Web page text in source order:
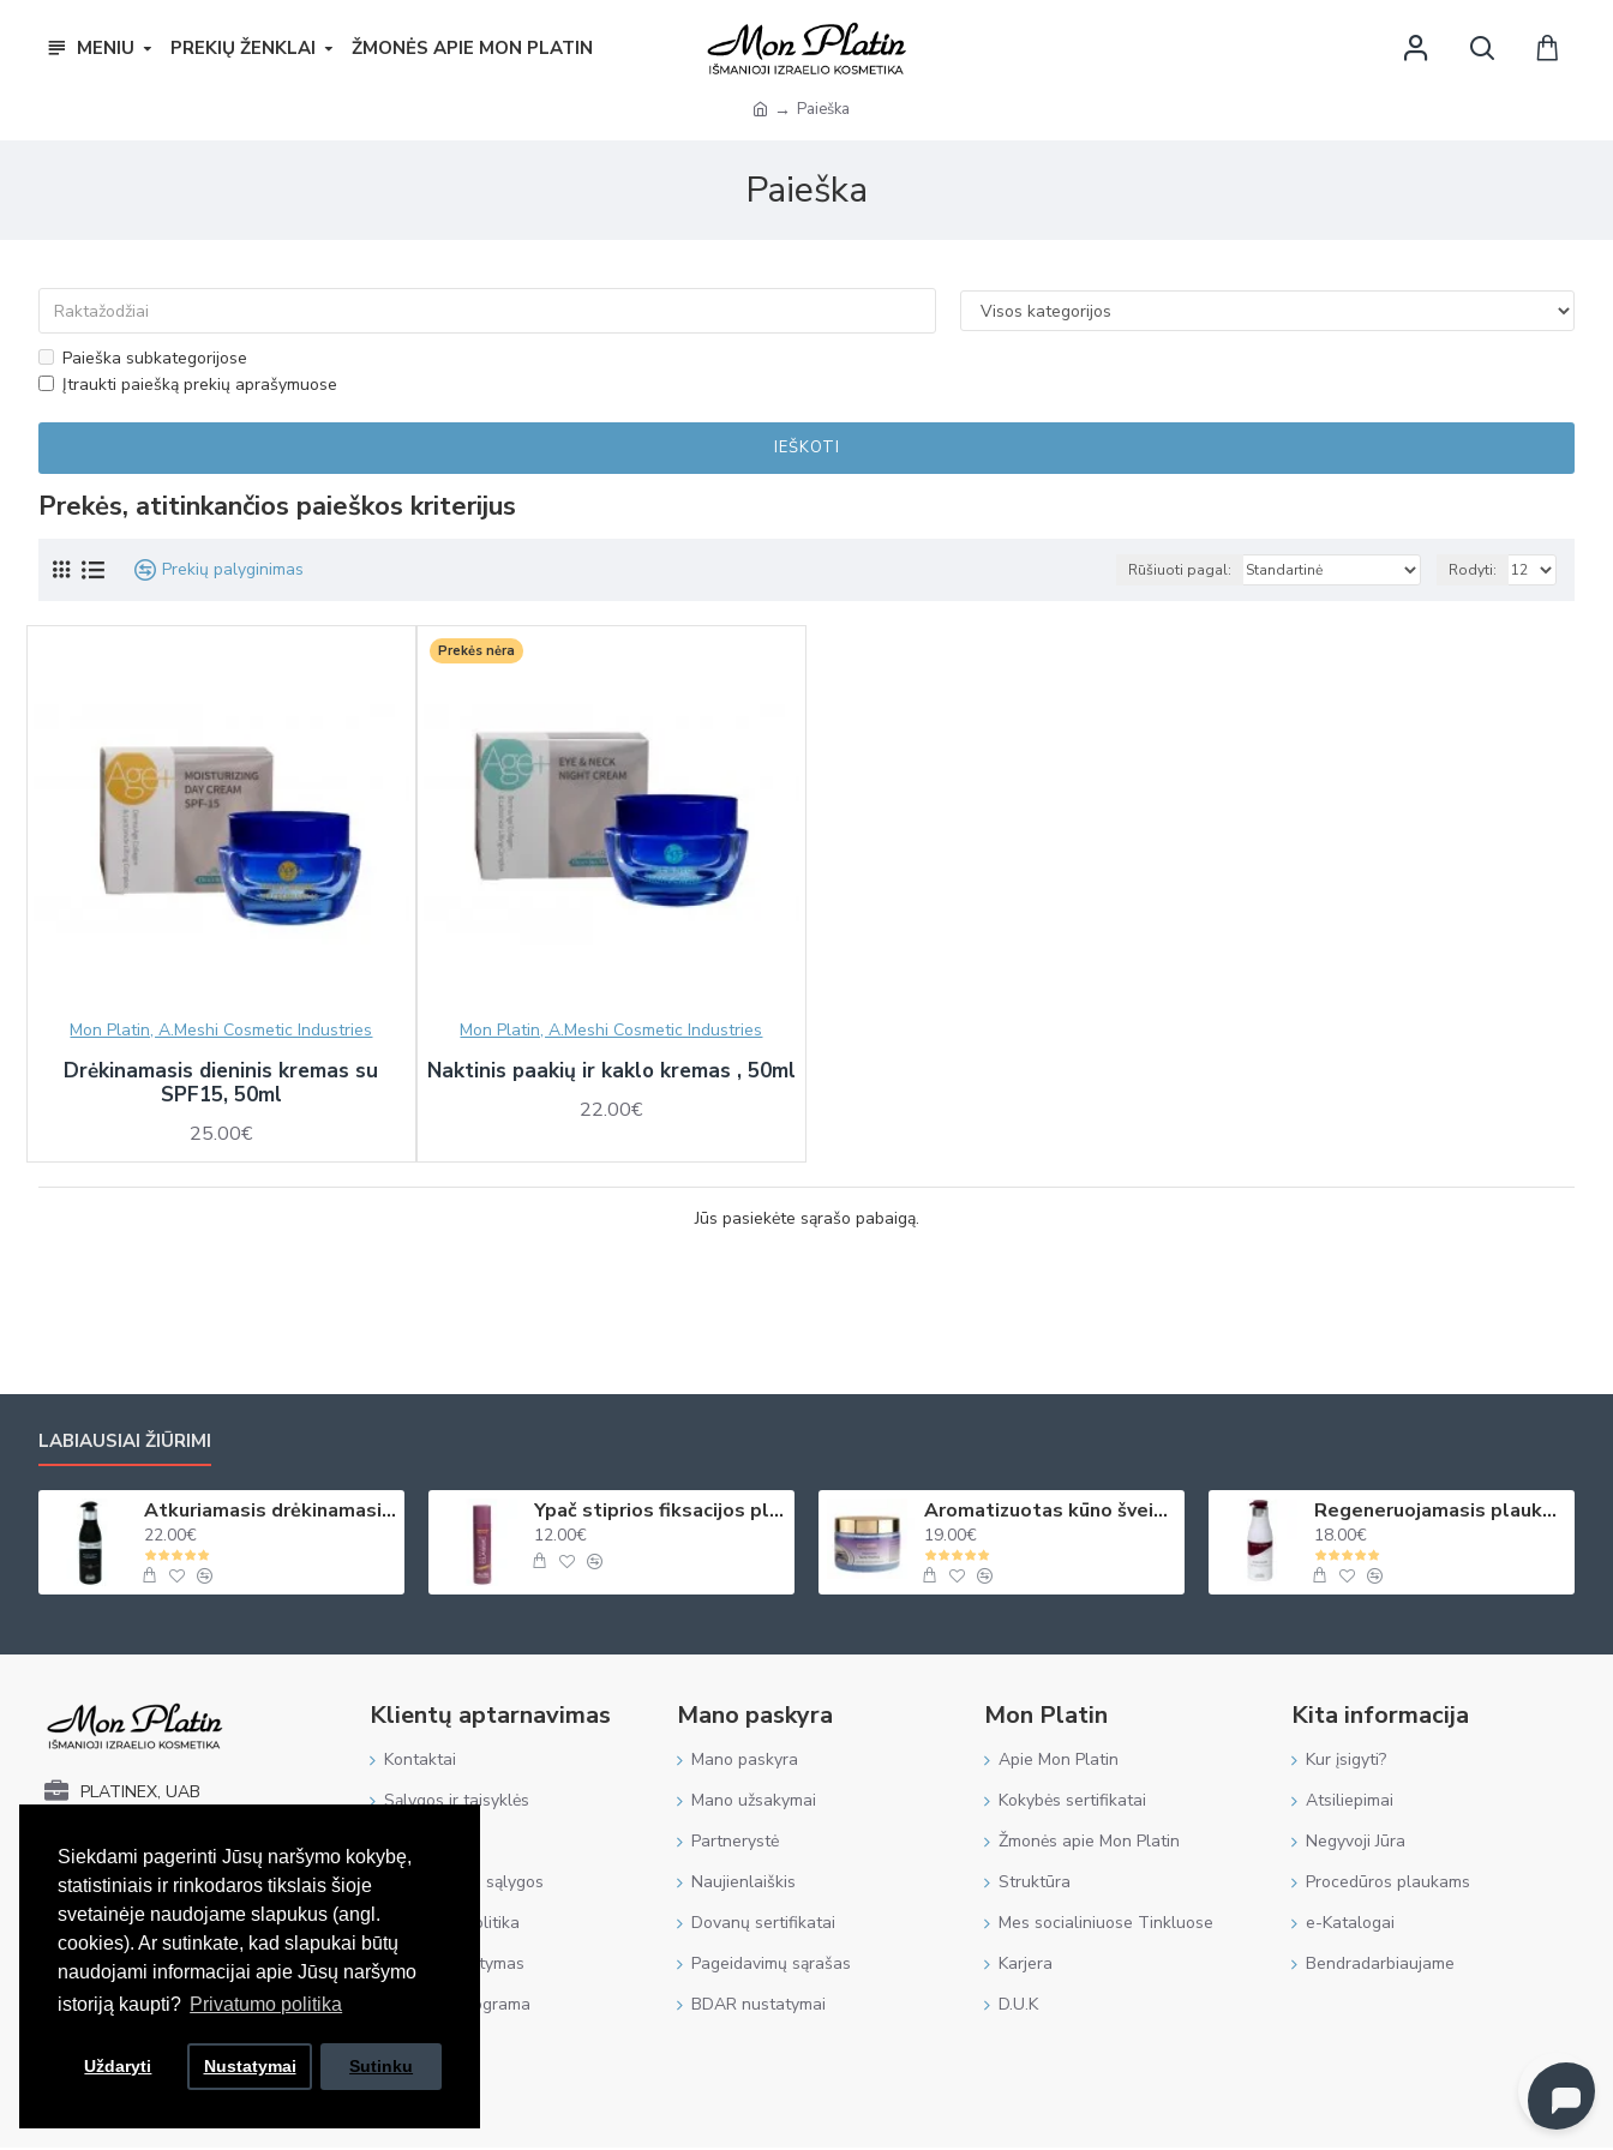
Siekdami pagerinti Jūsų naršymo kokybę,
statistiniais ir rinkodaros tikslais šioje
svetainėje naudojame slapukus (angl.
cookies). Ar sutinkate, kad slapukai būtų
naudojami informacijai apie Jūsų naršymo
istoriją kaupti? Privatumo politika
Uždaryti Nustatymai Sutinku
MENIU PREKIŲ ŽENKLAI ŽMONĖS APIE MON PLATIN
Paieška
Paieška
Paieška subkategorijose
Įtraukti paiešką prekių aprašymuose
IEŠKOTI
Prekės, atitinkančios paieškos kriterijus
Prekių palyginimas Rūšiuoti pagal: Rodyti:
Mon Platin, A.Meshi Cosmetic Industries
Drėkinamasis dieninis kremas su
SPF15, 50ml
25.00€
Prekės nėra
Mon Platin, A.Meshi Cosmetic Industries
Naktinis paakių ir kaklo kremas , 50ml
22.00€
Jūs pasiekėte sąrašo pabaigą.
LABIAUSIAI ŽIŪRIMI
Atkuriamasis drėkinamasis plaukų kremas su juod. ikrų ekstraktu 250ml
22.00€
Ypač stiprios fiksacijos plaukų purškiklis 250ml
12.00€
Aromatizuotas kūno šveitiklis levanda, vanilė ir pačiulis 330ml
19.00€
Regeneruojamasis plaukų kondicionierius su juodųjų ikrų ekstraktais 500 ml
18.00€
PLATINEX, UAB
Įmonės kodas: 302531771
Fabijoniškių g. 5C-1022,
Vilnius, LT-06335
Biuro adresas
Mon Platin Lietuva
Mon Platin Lietuva
Klientų aptarnavimas
Kontaktai
Sąlygos ir taisyklės
Atsiskaitymo sąlygos
Privatumo politika
Prekių pristatymas
Lojalumo programa
Mano paskyra
Mano paskyra
Mano užsakymai
Partnerystė
Naujienlaiškis
Dovanų sertifikatai
Pageidavimų sąrašas
BDAR nustatymai
Mon Platin
Apie Mon Platin
Kokybės sertifikatai
Žmonės apie Mon Platin
Struktūra
Mes socialiniuose Tinkluose
Karjera
D.U.K
Kita informacija
Kur įsigyti?
Atsiliepimai
Negyvoji Jūra
Procedūros plaukams
e-Katalogai
Bendradarbiaujame